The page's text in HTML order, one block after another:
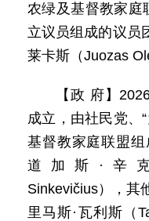
农绿及基督教家庭
立议员组成的议员
莱卡斯（Juozas
【政 府】
成立，由社民党、
基督教家庭联盟
道加斯·辛克
Sinkevičius），其
里马斯·瓦利斯（